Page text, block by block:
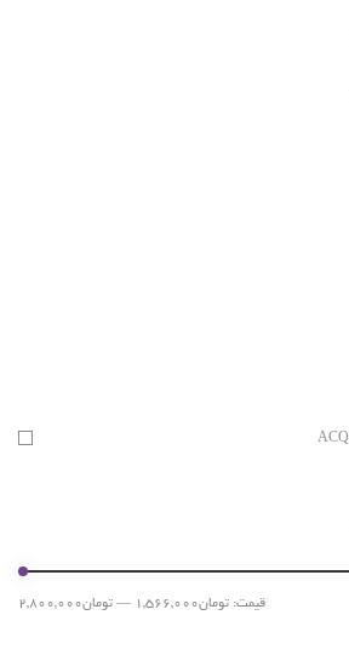
قیمت: تومان1,566,000 — تومان2,800,000